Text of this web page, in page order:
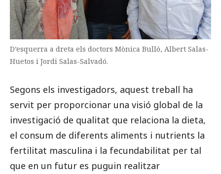
D’esquerra a dreta els doctors Mònica Bulló, Albert Salas-
Huetos i Jordi Salas-Salvadó.
Segons els investigadors, aquest treball ha
servit per proporcionar una visió global de la
investigació de qualitat que relaciona la dieta,
el consum de diferents aliments i nutrients la
fertilitat masculina i la fecundabilitat per tal
que en un futur es puguin realitzar